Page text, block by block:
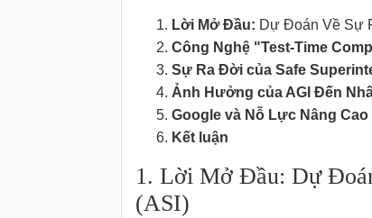
Lời Mở Đầu: Dự Đoán Về Sự
Công Nghệ "Test-Time
Sự Ra Đời của Safe
Ảnh Hưởng của AGI Đến
Google và Nỗ Lực Nâng
Kết luận
1. Lời Mở Đầu: Dự
(ASI)